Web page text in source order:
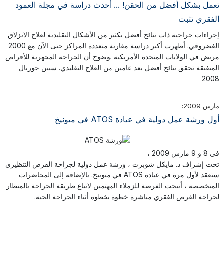
تعمل بشكل أفضل من الحقن! ... أحدث دراسة في مجلة العمود
الفقري تثبت
إجراءات جراحية ذات نتائج أفضل بكثير من الأشكال التقليدية لعلاج الانزلاق
الغضروفي. أظهرت أكبر دراسة مقارنة متعددة المراكز حتى الآن مع 2000
مريض في الولايات المتحدة الأمريكية بوضوح أن الجراحة المجهرية للأقراص
المنفتقة تحقق نتائج أفضل بعد عامين من العلاج التقليدي. سبين جورنال
2008
مارس 2009:
أول ورشة عمل دولية في عيادة ATOS في ميونيخ
في 8 و 9 مارس 2009 ،
تحت إشراف د. مايكل شوبرت ، ورشة عمل دولية لجراحة القرص التنظيري
ستعقد لأول مرة في عيادة ATOS في ميونيخ. بالإضافة إلى المحاضرات
المتخصصة ، أتيحت الفرصة للزملاء المهتمين لاتباع طريقة الجراحة بالمنظار
لجراحة القرص الفقري مباشرة خطوة بخطوة أثناء الجراحة الحية.